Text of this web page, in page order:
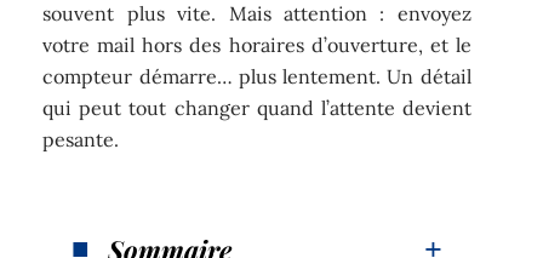
souvent plus vite. Mais attention : envoyez
votre mail hors des horaires d’ouverture, et le
compteur démarre… plus lentement. Un détail
qui peut tout changer quand l’attente devient
pesante.
Sommaire